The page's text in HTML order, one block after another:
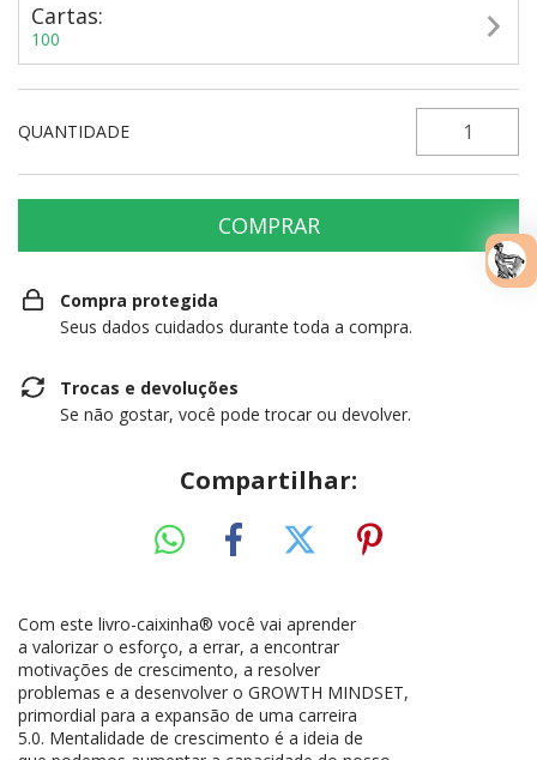
Cartas:
100
QUANTIDADE
Compra protegida
Seus dados cuidados durante toda a compra.
Trocas e devoluções
Se não gostar, você pode trocar ou devolver.
Compartilhar:
Com este livro-caixinha® você vai aprender
a valorizar o esforço, a errar, a encontrar
motivações de crescimento, a resolver
problemas e a desenvolver o GROWTH MINDSET,
primordial para a expansão de uma carreira
5.0. Mentalidade de crescimento é a ideia de